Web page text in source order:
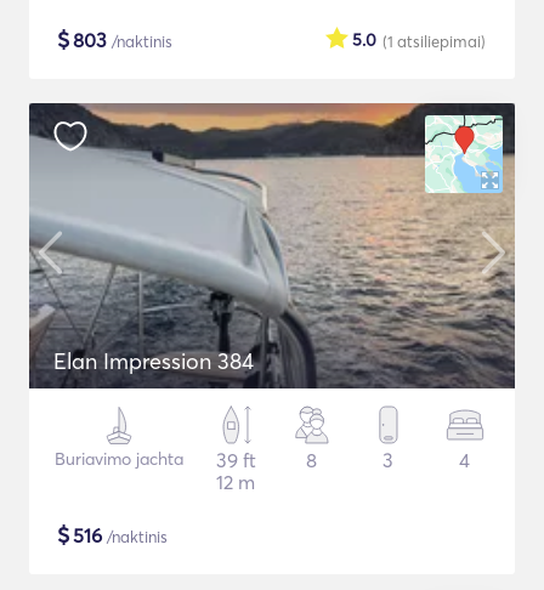
$803 /naktinis (1 atsiliepimai)
5.0
Elan Impression 384
Buriavimo jachta
39 ft
12 m
8 3 4
$516 /naktinis